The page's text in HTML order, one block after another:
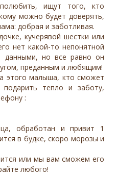
ищут того, кто
можно будет доверять,
добрая и заботливая.
кучерявой шестки или
нет какой-то непонятной
но все равно он
преданным и любящим!
этого малыша, кто сможет
тепло и заботу,
:
обработан и привит 1
в будке, скоро морозы и
или мы вам сможем его
любого!